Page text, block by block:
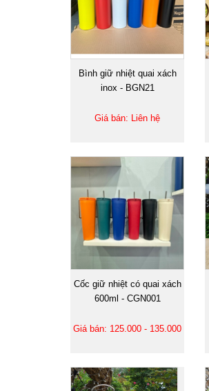
Bình giữ nhiệt quai xách
inox - BGN21
Giá bán: Liên hệ
Cốc giữ nhiệt có quai xách
600ml - CGN001
Giá bán: 125.000 - 135.000